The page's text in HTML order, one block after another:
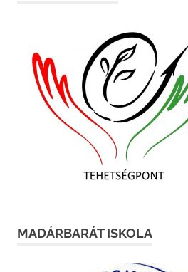
MADÁRBARÁT ISKOLA